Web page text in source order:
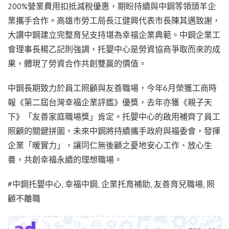
200%營業費用扣抵減稅優惠，期盼持續與中鋼等領頭羊企
業攜手合作。高雄市勞工局長江健興代表市長陳其邁致謝，
大讚中鋼建立完整育兒支持堪為幸福企業典範。中鋼企業工
會理事長楊乙記則強調，托嬰中心是勞資協商爭取而來的成
果，體現了勞資合作共創雙贏的價值。
中鋼長期致力於員工照顧與友善職場，今年6月榮獲工商時
報《第二屆台灣幸福企業評鑑》優獎，去年亦獲《親子天
下》「友善家庭職場獎」肯定。托嬰中心的啟用補齊了員工
照顧的關鍵拼圖，未來中鋼將持續攜手政府與福委會，發揮
企業「暖實力」，讓同仁無後顧之憂地安心工作、放心生
養，共創幸福永續的理想職場。
#中鋼托嬰中心, 幸福中鋼, 企業托育補助, 友善育兒職場, 照
顧不離職